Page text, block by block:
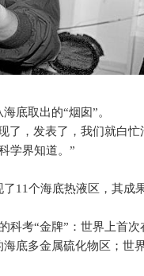
底取出的“烟囱”。
了，发表了，我们就白
学界知道。”
了11个海底热液区，其成
科考“金牌”：世界上首
底多金属硫化物区；世